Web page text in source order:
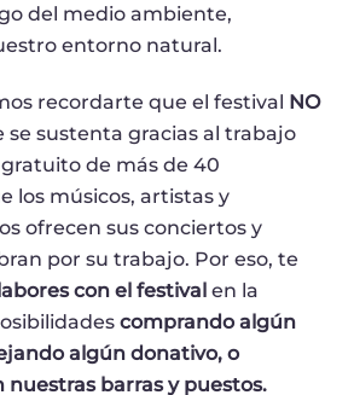
del medio ambiente,
entorno natural.
recordarte que el festival NO
se sustenta gracias al trabajo
de más de 40
los músicos, artistas y
ofrecen sus conciertos y
por su trabajo. Por eso, te
con el festival en la
comprando algún
algún donativo, o
barras y puestos.